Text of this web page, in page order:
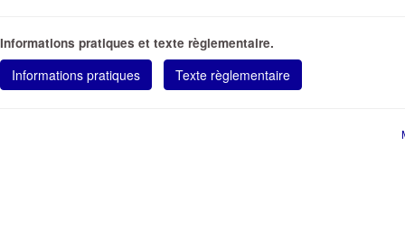
Informations pratiques et texte règlementaire.
Informations pratiques Texte règlementaire